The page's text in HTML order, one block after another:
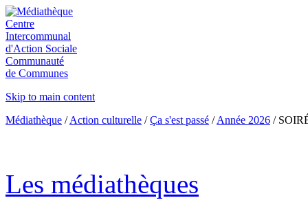
Centre
Intercommunal
d'Action Sociale
Communauté
de Communes
Skip to main content
Médiathèque / Action culturelle / Ça s'est passé / Année 2026 /
Les médiathèques